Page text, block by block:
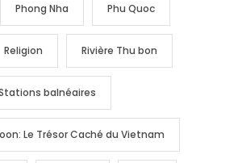
Phong Nha Phu Quoc
Religion Rivière Thu bon
balnéaires
Le Trésor Caché du Vietnam